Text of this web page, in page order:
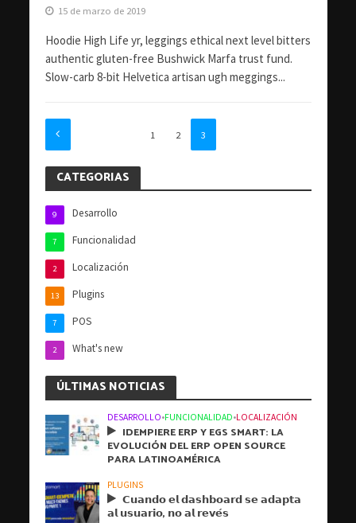
15 de marzo de 2019
Hoodie High Life yr, leggings ethical next level bitters
authentic gluten-free Bushwick Marfa trust fund.
Slow-carb 8-bit Helvetica artisan ugh meggings...
1 2 3
CATEGORIAS
Desarrollo
9
Funcionalidad
7
Localización
2
Plugins
13
POS
7
What's new
2
ÚLTIMAS NOTICIAS
DESARROLLO•FUNCIONALIDAD•LOCALIZACIÓN
IDEMPIERE ERP Y EGS SMART: LA
EVOLUCIÓN DEL ERP OPEN SOURCE
PARA LATINOAMÉRICA
PLUGINS
𝗖𝘂𝗮𝗻𝗱𝗼 𝗲𝗹 𝗱𝗮𝘀𝗵𝗯𝗼𝗮𝗿𝗱 𝘀𝗲 𝗮𝗱𝗮𝗽𝘁𝗮
𝗮𝗹 𝘂𝘀𝘂𝗮𝗿𝗶𝗼, 𝗻𝗼 𝗮𝗹 𝗿𝗲𝘃𝗲́𝘀